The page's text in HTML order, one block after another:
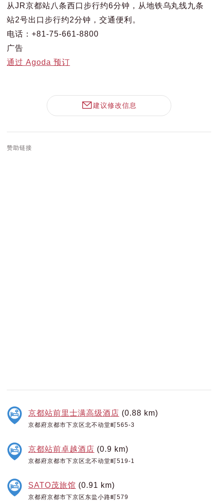
从JR京都站八条西口步行约6分钟，从地铁乌丸线九条
站2号出口步行约2分钟，交通便利。
电话：+81-75-661-8800
广告
通过 Agoda 预订
建议修改信息
赞助链接
京都站前里士满高级酒店 (0.88 km)
京都府京都市下京区北不动堂町565-3
京都站前卓越酒店 (0.9 km)
京都府京都市下京区北不动堂町519-1
SATO茂旅馆 (0.91 km)
京都府京都市下京区东盐小路町579